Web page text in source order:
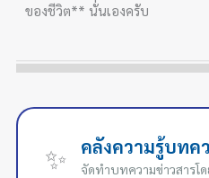
ของชีวิต** นั่นเองครับ
✨ คลังความรู้บทค
จัดทำบทความข่าวสารโด